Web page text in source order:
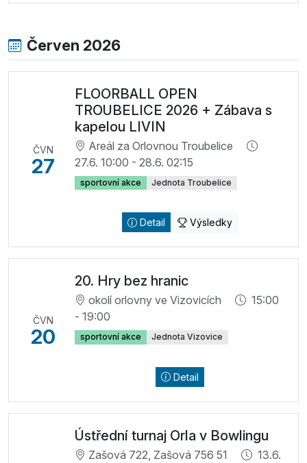
Červen 2026
ČVN
27
FLOORBALL OPEN
TROUBELICE 2026 + Zábava s
kapelou LIVIN
Areál za Orlovnou Troubelice
27.6. 10:00 - 28.6. 02:15
sportovní akce Jednota Troubelice
Detail Výsledky
ČVN
20
20. Hry bez hranic
okolí orlovny ve Vizovicích
15:00
- 19:00
sportovní akce Jednota Vizovice
Detail
Ústřední turnaj Orla v Bowlingu
Zašová 722, Zašová 756 51
13.6.